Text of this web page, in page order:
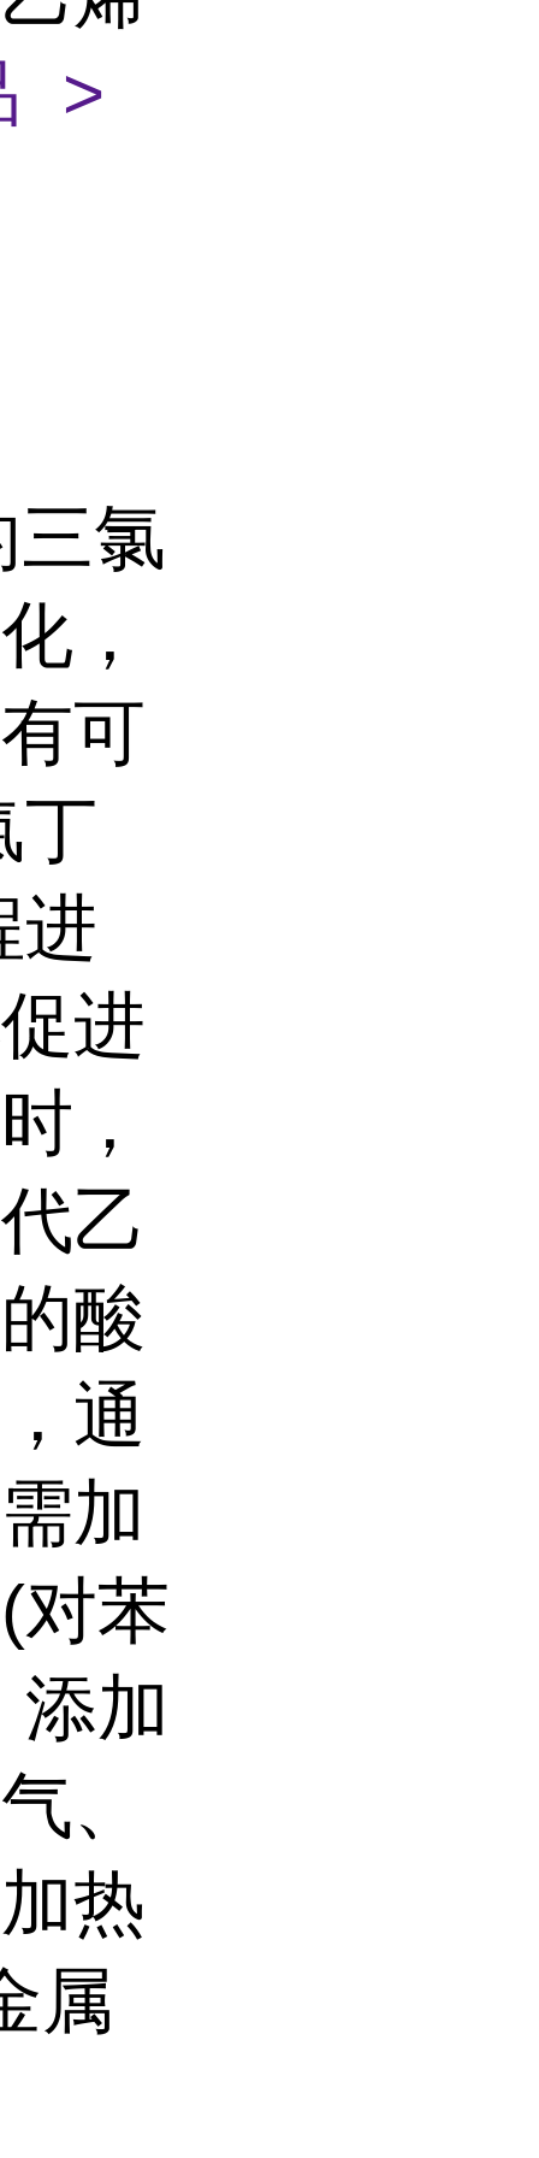
>
三氯
，
可
丁
进
进
，
乙
酸
通
加
(对苯
添加
、
热
属